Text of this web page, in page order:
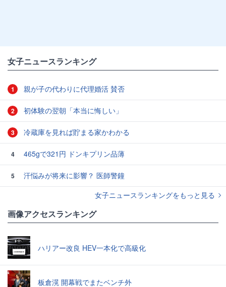
女子ニュースランキング
1 親が子の代わりに代理婚活 賛否
2 初体験の翌朝「本当に悔しい」
3 冷蔵庫を見れば貯まる家かわかる
4 465gで321円 ドンキプリン品薄
5
汗悩みが将来に影響？ 医師警鐘
女子ニュースランキングをもっと見る
画像アクセスランキング
ハリアー改良 HEV一本化で高級化
板倉滉 開幕戦でまたベンチ外